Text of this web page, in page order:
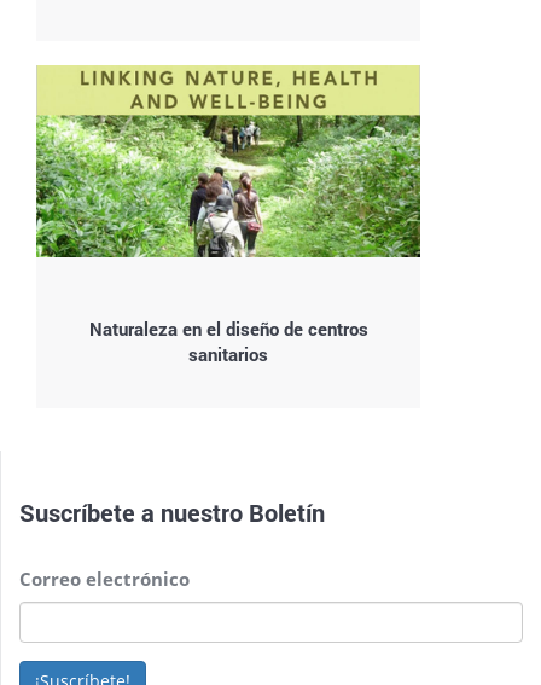
Naturaleza en el diseño de centros
sanitarios
Suscríbete a nuestro Boletín
Correo electrónico